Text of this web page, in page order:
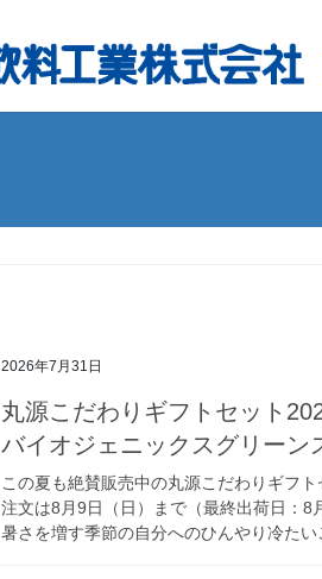
2026年7月31日
丸源こだわりギフトセット
バイオジェニックスグリーン
この夏も絶賛販売中の丸源こだわりギフ
注文は8月9日（日）まで（最終出荷日：8
暑さを増す季節の自分へのひんやり冷た